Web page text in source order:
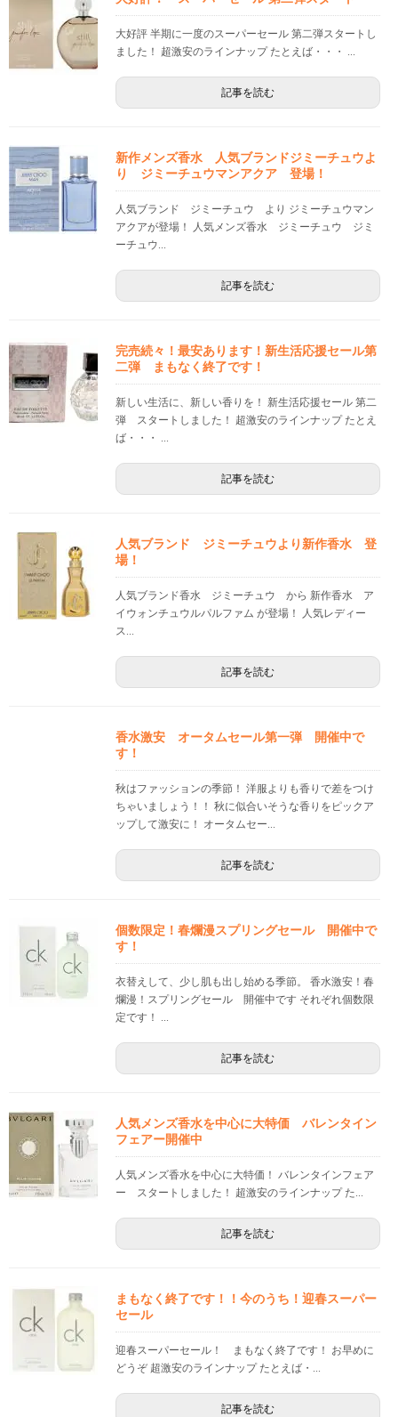
大好評 半期に一度のスーパーセール 第二弾スタートし
ました！ 超激安のラインナップ たとえば・・・ ...
記事を読む
新作メンズ香水 人気ブランドジミーチュウよ
り ジミーチュウマンアクア 登場！
人気ブランド ジミーチュウ より ジミーチュウマン
アクアが登場！ 人気メンズ香水 ジミーチュウ ジミ
ーチュウ...
記事を読む
完売続々！最安あります！新生活応援セール第
二弾 まもなく終了です！
新しい生活に、新しい香りを！ 新生活応援セール 第二
弾 スタートしました！ 超激安のラインナップ たとえ
ば・・・ ...
記事を読む
人気ブランド ジミーチュウより新作香水 登
場！
人気ブランド香水 ジミーチュウ から 新作香水 ア
イウォンチュウルパルファム が登場！ 人気レディー
ス...
記事を読む
香水激安 オータムセール第一弾 開催中で
す！
秋はファッションの季節！ 洋服よりも香りで差をつけ
ちゃいましょう！！ 秋に似合いそうな香りをピックア
ップして激安に！ オータムセー...
記事を読む
個数限定！春爛漫スプリングセール 開催中で
す！
衣替えして、少し肌も出し始める季節。 香水激安！春
爛漫！スプリングセール 開催中です それぞれ個数限
定です！ ...
記事を読む
人気メンズ香水を中心に大特価 バレンタイン
フェアー開催中
人気メンズ香水を中心に大特価！ バレンタインフェア
ー スタートしました！ 超激安のラインナップ た...
記事を読む
まもなく終了です！！今のうち！迎春スーパー
セール
迎春スーパーセール！ まもなく終了です！ お早めに
どうぞ 超激安のラインナップ たとえば・...
記事を読む